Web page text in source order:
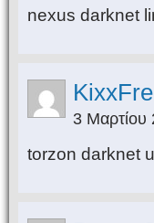
nexus darknet
3 Μαρτίου
torzon darknet